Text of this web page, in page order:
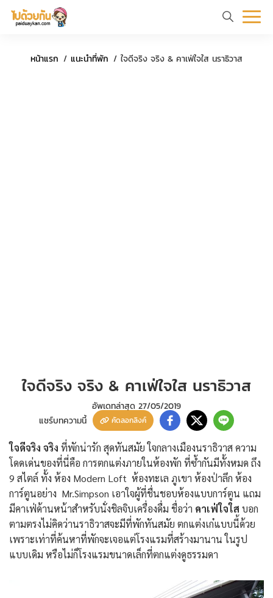
หน้าข้อมูล
ที่
หน้าแรก แนะนำที่พัก ใจดีจริง จริง & คาเฟ่ใจใส นราธิวาส
ใจดีจริง จริง & คาเฟ่ใจใส นราธิวาส
อัพเดทล่าสุด 27/05/2019
แชร์บทความนี้
คัดลอกลิงค์
ใจดีจริง จริง ที่พักน่ารัก สุดทันสมัย ใจกลางเมืองนราธิวาส ความ
โดดเด่นของที่นี่คือ การตกแต่งภายในห้องพัก ที่ซ้ำกันมีทั้งหมด ถึง
9 สไตล์ ทั้ง ห้อง Modern Loft ห้องทะเล ภูเขา ห้องป่าลึก ห้อง
การ์ตูนอย่าง Mr.Simpson เอาใจผู้ที่ชื่นชอบห้องแบบการ์ตูน แถม
มีคาเฟ่ด้านหน้าสำหรับนั่งชิลจิบเครื่องดื่ม ชื่อว่า คาเฟ่ใจใส บอก
ตามตรงไม่คิดว่านราธิวาสจะมีที่พักทันสมัย ตกแต่งเก๋แบบนี้ด้วย
เพราะเท่าที่ค้นหาที่พักจะเจอแต่โรงแรมที่สร้างมานาน ในรูป
แบบเดิม หรือไม่ก็โรงแรมขนาดเล็กที่ตกแต่งดูธรรมดา